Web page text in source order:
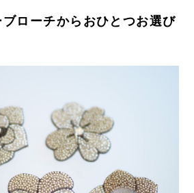
ローチからおひとつお選び